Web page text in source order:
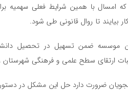
که امسال با همین شرایط فعلی سهمیه
تا روال قانونی طی شود.
موسسه ضمن تسهیل در تحصیل
ارتقای سطح علمی و فرهنگی شهرستان را
ضرورت دارد حل این مشکل در